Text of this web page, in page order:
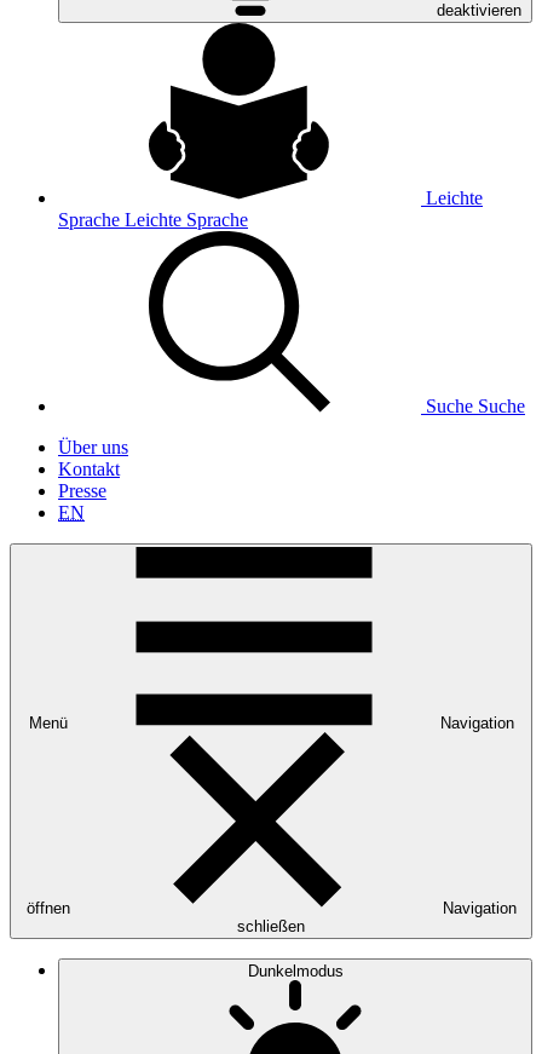
deaktivieren
Leichte
Sprache Leichte Sprache
Suche Suche
Über uns
Kontakt
Presse
EN
Menü Navigation
öffnen
Navigation
schließen
Dunkelmodus